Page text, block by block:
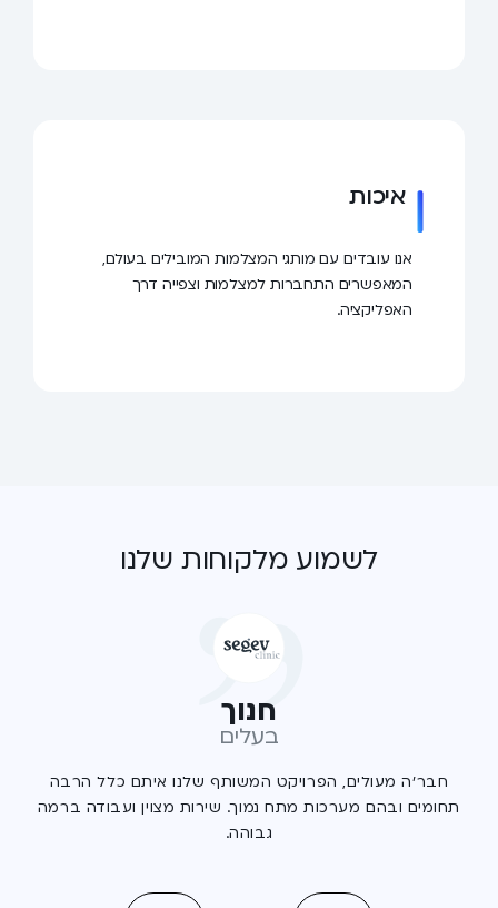
איכות
אנו עובדים עם מותגי המצלמות המובילים בעולם,
המאפשרים התחברות למצלמות וצפייה דרך
האפליקציה.
לשמוע מלקוחות שלנו
חנוך
בעלים
חבר'ה מעולים, הפרויקט המשותף שלנו איתם כלל הרבה
תחומים ובהם מערכות מתח נמוך. שירות מצוין ועבודה ברמה
גבוהה.